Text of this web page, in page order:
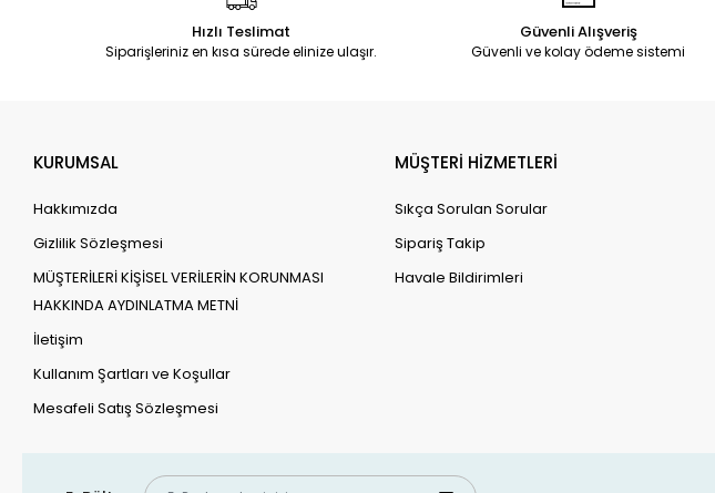
Hızlı Teslimat
Siparişleriniz en kısa sürede elinize ulaşır.
Güvenli Alışveriş
Güvenli ve kolay ödeme sistemi
KURUMSAL
Hakkımızda
Gizlilik Sözleşmesi
MÜŞTERİLERİ KİŞİSEL VERİLERİN KORUNMASI
HAKKINDA AYDINLATMA METNİ
İletişim
Kullanım Şartları ve Koşullar
Mesafeli Satış Sözleşmesi
MÜŞTERİ HİZMETLERİ
Sıkça Sorulan Sorular
Sipariş Takip
Havale Bildirimleri